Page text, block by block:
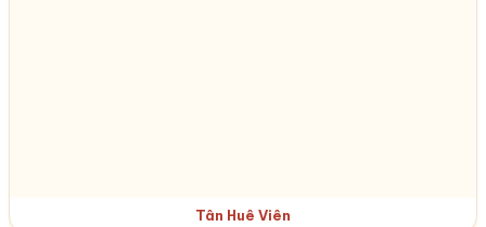
Tân Huê Viên